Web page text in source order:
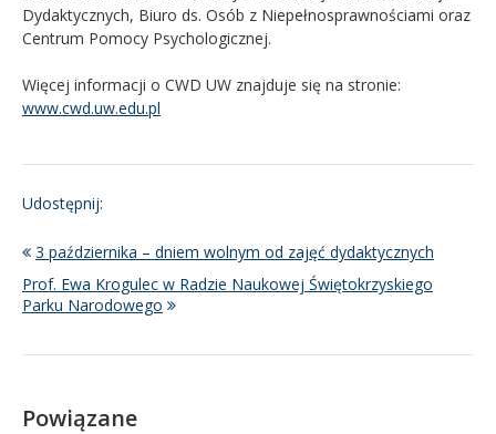
Dydaktycznych, Biuro ds. Osób z Niepełnosprawnościami oraz
Centrum Pomocy Psychologicznej.
Więcej informacji o CWD UW znajduje się na stronie:
www.cwd.uw.edu.pl
Udostępnij:
3 października – dniem wolnym od zajęć dydaktycznych
Prof. Ewa Krogulec w Radzie Naukowej Świętokrzyskiego
Parku Narodowego
Powiązane